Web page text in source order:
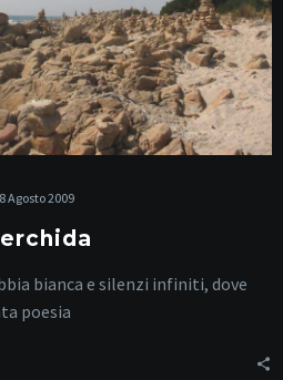
Agosto 2009
bianca e silenzi infiniti, dove
poesia